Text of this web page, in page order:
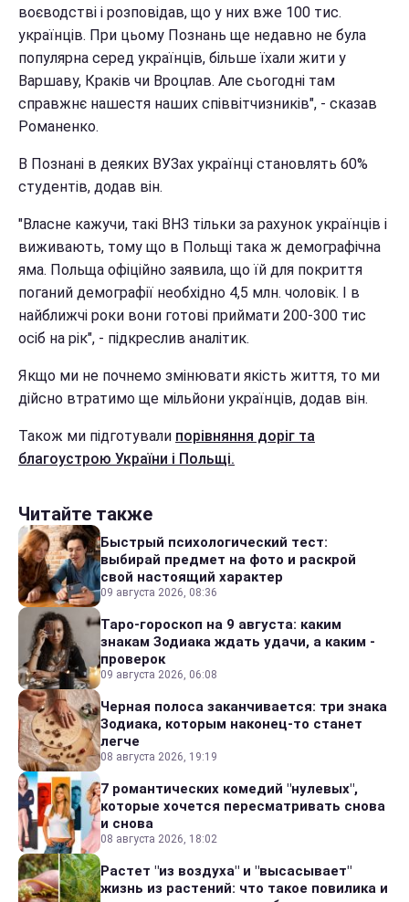
воєводстві і розповідав, що у них вже 100 тис.
українців. При цьому Познань ще недавно не була
популярна серед українців, більше їхали жити у
Варшаву, Краків чи Вроцлав. Але сьогодні там
справжнє нашестя наших співвітчизників", - сказав
Романенко.
В Познані в деяких ВУЗах українці становлять 60%
студентів, додав він.
"Власне кажучи, такі ВНЗ тільки за рахунок українців і
виживають, тому що в Польщі така ж демографічна
яма. Польща офіційно заявила, що їй для покриття
поганий демографії необхідно 4,5 млн. чоловік. І в
найближчі роки вони готові приймати 200-300 тис
осіб на рік", - підкреслив аналітик.
Якщо ми не почнемо змінювати якість життя, то ми
дійсно втратимо ще мільйони українців, додав він.
Також ми підготували порівняння доріг та
благоустрою України і Польщі.
Читайте также
Быстрый психологический тест:
выбирай предмет на фото и раскрой
свой настоящий характер
09 августа 2026, 08:36
Таро-гороскоп на 9 августа: каким
знакам Зодиака ждать удачи, а каким -
проверок
09 августа 2026, 06:08
Черная полоса заканчивается: три знака
Зодиака, которым наконец-то станет
легче
08 августа 2026, 19:19
7 романтических комедий "нулевых",
которые хочется пересматривать снова
и снова
08 августа 2026, 18:02
Растет "из воздуха" и "высасывает"
жизнь из растений: что такое повилика и